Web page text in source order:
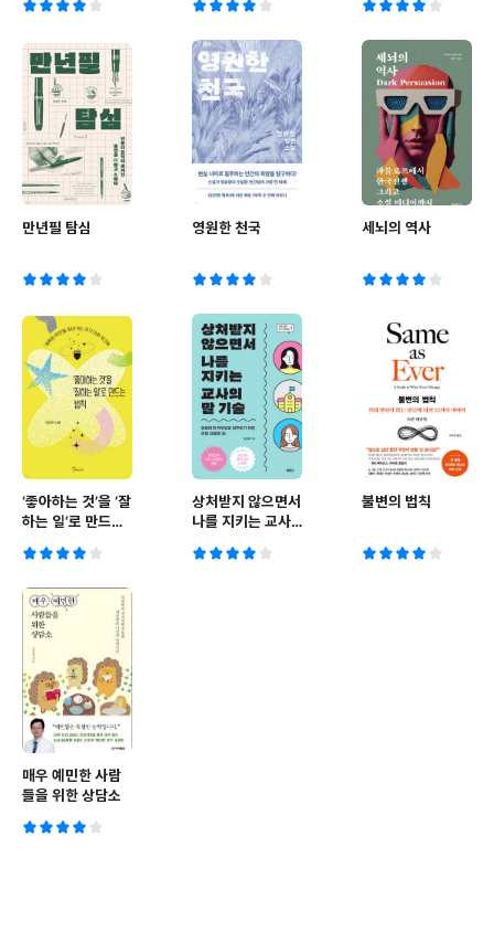
만년필 탐심 영원한 천국 세뇌의 역사
‘좋아하는 것’을 ‘잘
하는 일’로 만드는
상처받지 않으면서
나를 지키는 교사
불변의 법칙
매우 예민한 사람
들을 위한 상담소